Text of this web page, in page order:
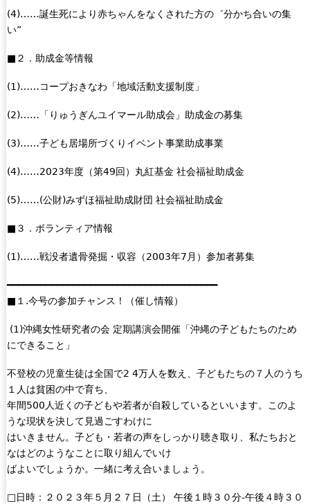
(4)……誕生死により赤ちゃんをなくされた方の゛分かち合いの集
い”
■２．助成金等情報
(1)……コープおきなわ「地域活動支援制度」
(2)……「りゅうぎんユイマール助成会」助成金の募集
(3)……子ども居場所づくりイベント事業助成事業
(4)……2023年度（第49回）丸紅基金 社会福祉助成金
(5)……(公財)みずほ福祉助成財団 社会福祉助成金
■３．ボランティア情報
(1)……戦没者遺骨発掘・収容（2003年7月）参加者募集
━━━━━━━━━━━━━━━━━━━━━━━━━━━━━━━━━━━━━━
■１.今号の参加チャンス！（催し情報）
(1)沖縄女性研究者の会 定期講演会開催「沖縄の子どもたちのため
にできること」
不登校の児童生徒は全国で2 4万人を数え、子どもたちの７人のうち
１人は貧困の中で育ち、
年間500人近くの子どもや若者が自殺しているといいます。このよ
うな現状を決して見過ごすわけに
はいきません。子ども・若者の声をしっかり聴き取り、私たちおと
なはどのようなことに取り組んでいけ
ばよいでしょうか。一緒に考え合いましょう。
□日時：２０２３年５月２７日（土） 午後１時３０分-午後４時３０